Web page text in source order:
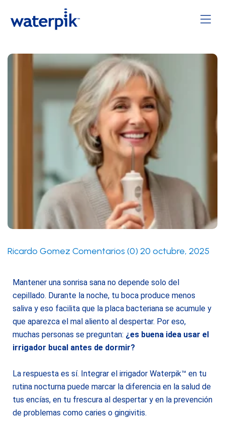
Ricardo Gomez Comentarios (0) 20 octubre, 2025
Mantener una sonrisa sana no depende solo del
cepillado. Durante la noche, tu boca produce menos
saliva y eso facilita que la placa bacteriana se acumule y
que aparezca el mal aliento al despertar. Por eso,
muchas personas se preguntan: ¿es buena idea usar el
irrigador bucal antes de dormir?
La respuesta es sí. Integrar el irrigador Waterpik™ en tu
rutina nocturna puede marcar la diferencia en la salud de
tus encías, en tu frescura al despertar y en la prevención
de problemas como caries o gingivitis.